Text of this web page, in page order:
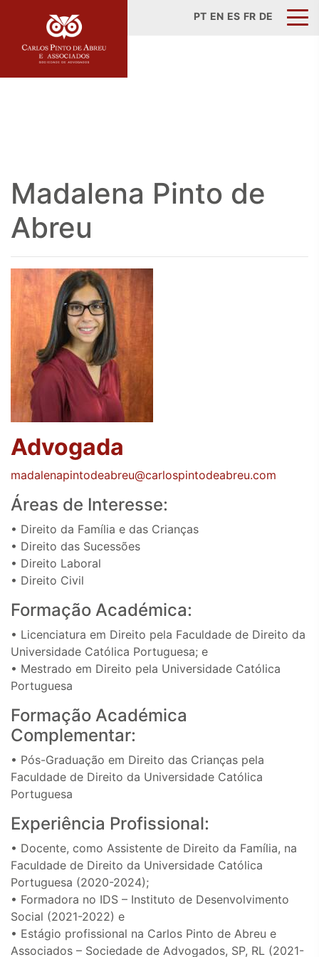
PT EN ES FR DE
Madalena Pinto de
Abreu
Advogada
madalenapintodeabreu@carlospintodeabreu.com
Áreas de Interesse:
• Direito da Família e das Crianças
• Direito das Sucessões
• Direito Laboral
• Direito Civil
Formação Académica:
• Licenciatura em Direito pela Faculdade de Direito da
Universidade Católica Portuguesa; e
• Mestrado em Direito pela Universidade Católica
Portuguesa
Formação Académica
Complementar:
• Pós-Graduação em Direito das Crianças pela
Faculdade de Direito da Universidade Católica
Portuguesa
Experiência Profissional:
• Docente, como Assistente de Direito da Família, na
Faculdade de Direito da Universidade Católica
Portuguesa (2020-2024);
• Formadora no IDS – Instituto de Desenvolvimento
Social (2021-2022) e
• Estágio profissional na Carlos Pinto de Abreu e
Associados – Sociedade de Advogados, SP, RL (2021-